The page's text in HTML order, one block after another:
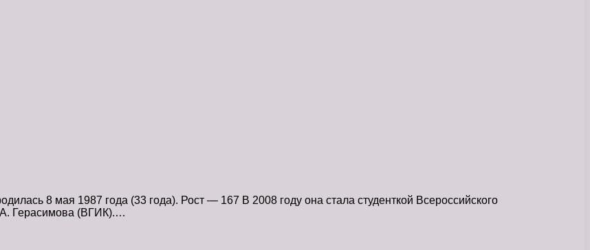
8 мая 1987 года (33 года). Рост — 167 В 2008 году она стала студенткой Всероссийского
Герасимова (ВГИК).…